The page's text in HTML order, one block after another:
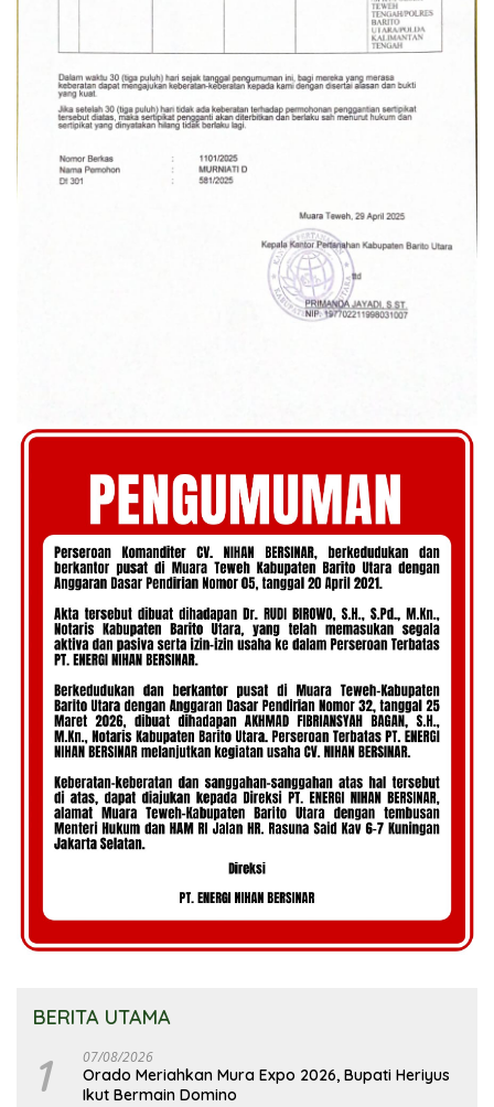
BERITA UTAMA
1 07/08/2026
Orado Meriahkan Mura Expo 2026, Bupati Heriyus
Ikut Bermain Domino